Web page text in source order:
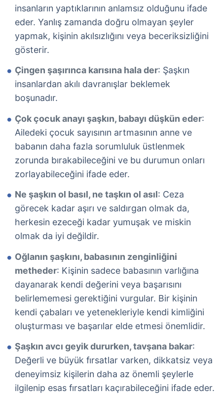
insanların yaptıklarının anlamsız olduğunu ifade
eder. Yanlış zamanda doğru olmayan şeyler
yapmak, kişinin akılsızlığını veya beceriksizliğini
gösterir.
Çingen şaşırınca karısına hala der: Şaşkın
insanlardan akılı davranışlar beklemek
boşunadır.
Çok çocuk anayı şaşkın, babayı düşkün eder:
Ailedeki çocuk sayısının artmasının anne ve
babanın daha fazla sorumluluk üstlenmek
zorunda bırakabileceğini ve bu durumun onları
zorlayabileceğini ifade eder.
Ne şaşkın ol basıl, ne taşkın ol asıl: Ceza
görecek kadar aşırı ve saldırgan olmak da,
herkesin ezeceği kadar yumuşak ve miskin
olmak da iyi değildir.
Oğlanın şaşkını, babasının zenginliğini
metheder: Kişinin sadece babasının varlığına
dayanarak kendi değerini veya başarısını
belirlememesi gerektiğini vurgular. Bir kişinin
kendi çabaları ve yetenekleriyle kendi kimliğini
oluşturması ve başarılar elde etmesi önemlidir.
Şaşkın avcı geyik dururken, tavşana bakar:
Değerli ve büyük fırsatlar varken, dikkatsiz veya
deneyimsiz kişilerin daha az önemli şeylerle
ilgilenip esas fırsatları kaçırabileceğini ifade eder.